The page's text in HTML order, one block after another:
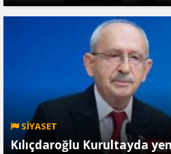
SİYASET
Kılıçdaroğlu Kurultayda